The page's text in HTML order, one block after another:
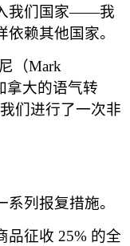
我们国家——我
赖其他国家。
（Mark
拿大的语气转
们进行了一次非
系列报复措施。
品征收 25% 的全